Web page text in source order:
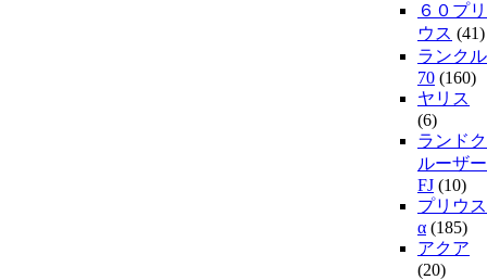
６０プリ
ウス (41)
ランクル
70 (160)
ヤリス
(6)
ランドク
ルーザー
FJ (10)
プリウス
α (185)
アクア
(20)